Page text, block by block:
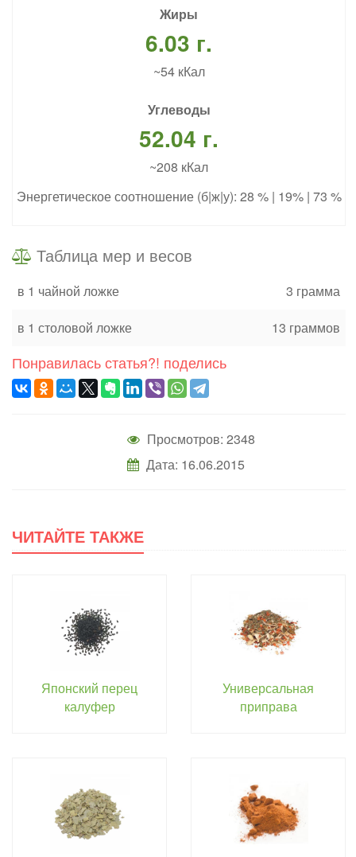
Жиры
6.03 г.
~54 кКал
Углеводы
52.04 г.
~208 кКал
Энергетическое соотношение (б|ж|у): 28 % | 19% | 73 %
Таблица мер и весов
в 1 чайной ложке
3 грамма
в 1 столовой ложке
13 граммов
Понравилась статья?! поделись
Просмотров: 2348
Дата: 16.06.2015
ЧИТАЙТЕ ТАКЖЕ
Японский перец
калуфер
Универсальная
приправа